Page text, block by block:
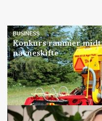
BUSINESS
Konkurs rammer
navneskifte